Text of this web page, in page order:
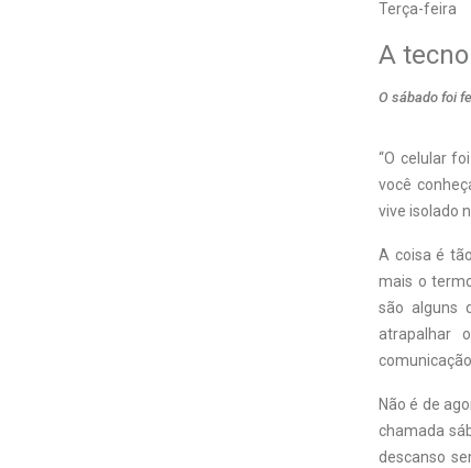
Terça-feira
A
O sábado foi
“O celular
você
vive isolado
A coisa é
mais o
são alguns
atrapalhar
Não é de
chamada
descanso